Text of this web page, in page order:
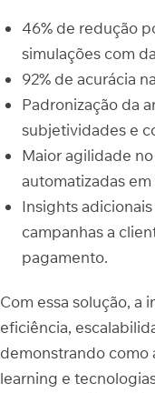
46% de redução
simulações com
92% de acurácia
Padronização da
subjetividades e
Maior agilidade
automatizadas
Insights
campanhas a
pagamento.
Com essa solução, a
eficiência,
demonstrando como
learning e